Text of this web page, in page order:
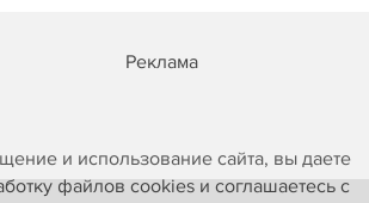
и использование сайта, вы даете
файлов cookies и соглашаетесь с
Реклама